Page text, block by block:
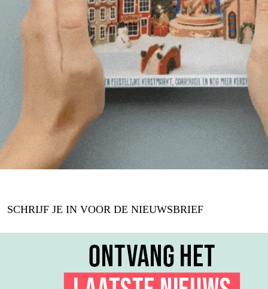
SCHRIJF JE IN VOOR DE NIEUWSBRIEF